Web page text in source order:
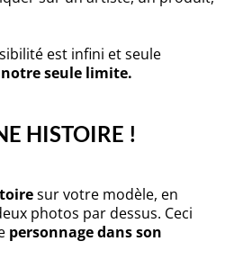
est infini et seule
seule limite.
HISTOIRE !
sur votre modèle, en
photos par dessus. Ceci
personnage dans son